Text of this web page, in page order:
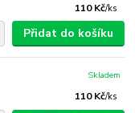
110 Kč/ks
Přidat do košíku
110 Kč/ks
Skladem